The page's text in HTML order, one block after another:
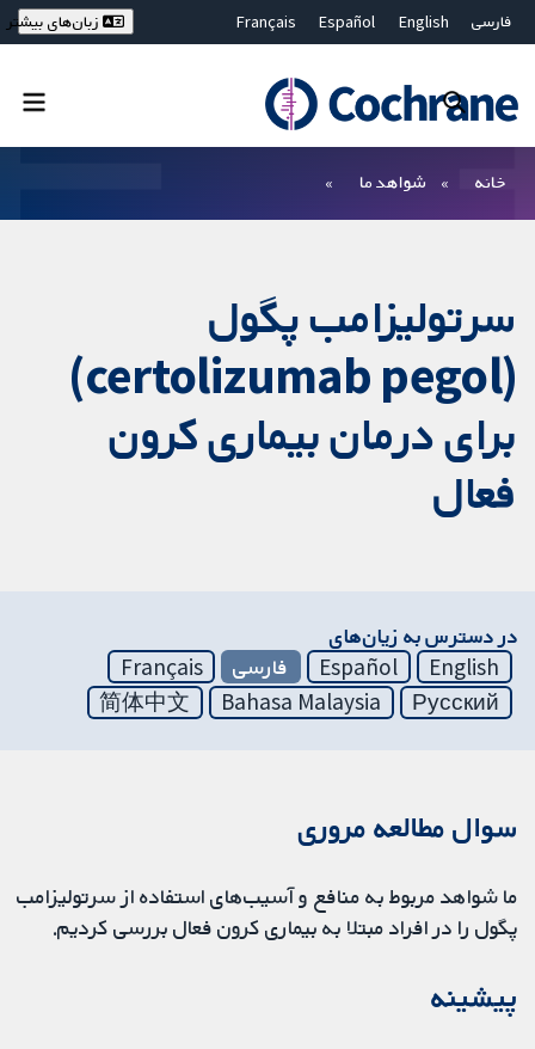
فارسی English
Español
Français
Bahasa Malaysia
ไทย
繁體中文
زبان‌های بیشتر
خانه شواهد ما
سرتولیزامب پگول
(certolizumab pegol)
برای درمان بیماری کرون
فعال
در دسترس به زیان‌های
English
Español فارسی
Français
Русский
Bahasa Malaysia
简体中文
سوال مطالعه مروری
ما شواهد مربوط به منافع و آسیب‌های استفاده از سرتولیزامب
پگول را در افراد مبتلا به بیماری کرون فعال بررسی کردیم.
پیشینه